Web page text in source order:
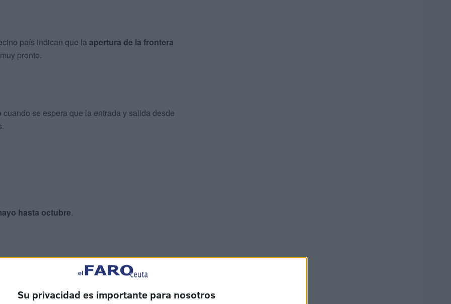
Su privacidad es importante para nosotros
país indican que la apertura de la frontera
pronto.
cuando se espera que la entrada y salida desde
hasta octubre.
luego de este período, cerrarán nuevamente la